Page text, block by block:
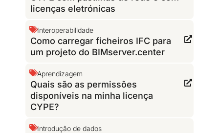
licenças eletrónicas
Interoperabilidade
Como carregar ficheiros IFC para
um projeto do BIMserver.center
Aprendizagem
Quais são as permissões
disponíveis na minha licença
CYPE?
Introdução de dados